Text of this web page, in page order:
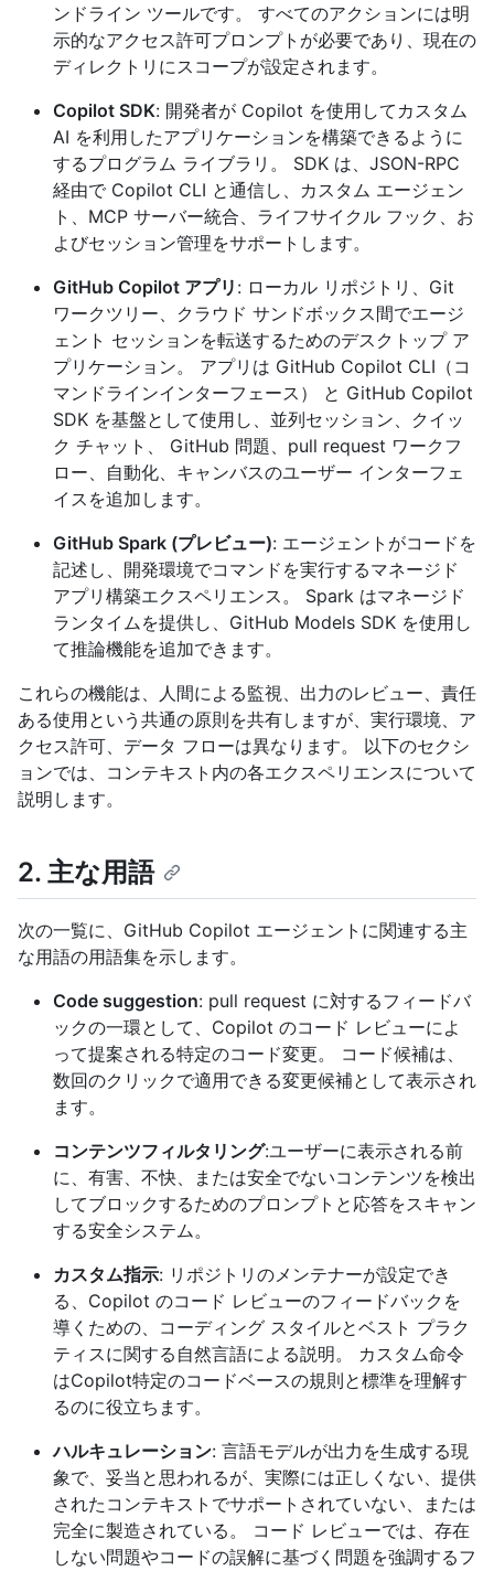
ンドライン ツールです。 すべてのアクションには明
示的なアクセス許可プロンプトが必要であり、現在の
ディレクトリにスコープが設定されます。
Copilot SDK: 開発者が Copilot を使用してカスタム
AI を利用したアプリケーションを構築できるように
するプログラム ライブラリ。 SDK は、JSON-RPC
経由で Copilot CLI と通信し、カスタム エージェン
ト、MCP サーバー統合、ライフサイクル フック、お
よびセッション管理をサポートします。
GitHub Copilot アプリ : ローカル リポジトリ、Git
ワークツリー、クラウド サンドボックス間でエージ
ェント セッションを転送するためのデスクトップ ア
プリケーション。 アプリは GitHub Copilot CLI（コ
マンドラインインターフェース） と GitHub Copilot
SDK を基盤として使用し、並列セッション、クイッ
ク チャット、 GitHub 問題、pull request ワークフ
ロー、自動化、キャンバスのユーザー インターフェ
イスを追加します。
GitHub Spark (プレビュー): エージェントがコードを
記述し、開発環境でコマンドを実行するマネージド
アプリ構築エクスペリエンス。 Spark はマネージド
ランタイムを提供し、GitHub Models SDK を使用し
て推論機能を追加できます。
これらの機能は、人間による監視、出力のレビュー、責任
ある使用という共通の原則を共有しますが、実行環境、ア
クセス許可、データ フローは異なります。 以下のセクシ
ョンでは、コンテキスト内の各エクスペリエンスについて
説明します。
2. 主な用語
次の一覧に、GitHub Copilot エージェントに関連する主
な用語の用語集を示します。
Code suggestion: pull request に対するフィードバ
ックの一環として、Copilot のコード レビューによ
って提案される特定のコード変更。 コード候補は、
数回のクリックで適用できる変更候補として表示され
ます。
コンテンツフィルタリング:ユーザーに表示される前
に、有害、不快、または安全でないコンテンツを検出
してブロックするためのプロンプトと応答をスキャン
する安全システム。
カスタム指示: リポジトリのメンテナーが設定でき
る、Copilot のコード レビューのフィードバックを
導くための、コーディング スタイルとベスト プラク
ティスに関する自然言語による説明。 カスタム命令
はCopilot特定のコードベースの規則と標準を理解す
るのに役立ちます。
ハルキュレーション: 言語モデルが出力を生成する現
象で、妥当と思われるが、実際には正しくない、提供
されたコンテキストでサポートされていない、または
完全に製造されている。 コード レビューでは、存在
しない問題やコードの誤解に基づく問題を強調するフ